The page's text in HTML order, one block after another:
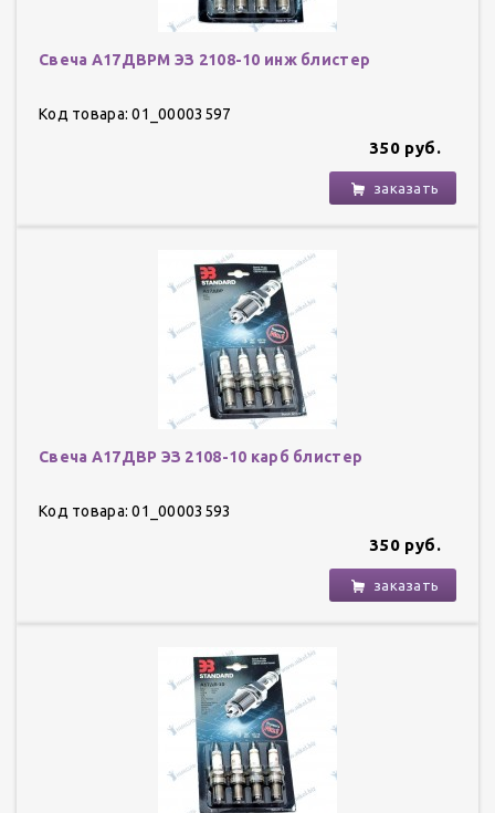
Свеча А17ДВРМ ЭЗ 2108-10 инж блистер
Код товара: 01_00003597
350 руб.
заказать
Свеча А17ДВР ЭЗ 2108-10 карб блистер
Код товара: 01_00003593
350 руб.
заказать